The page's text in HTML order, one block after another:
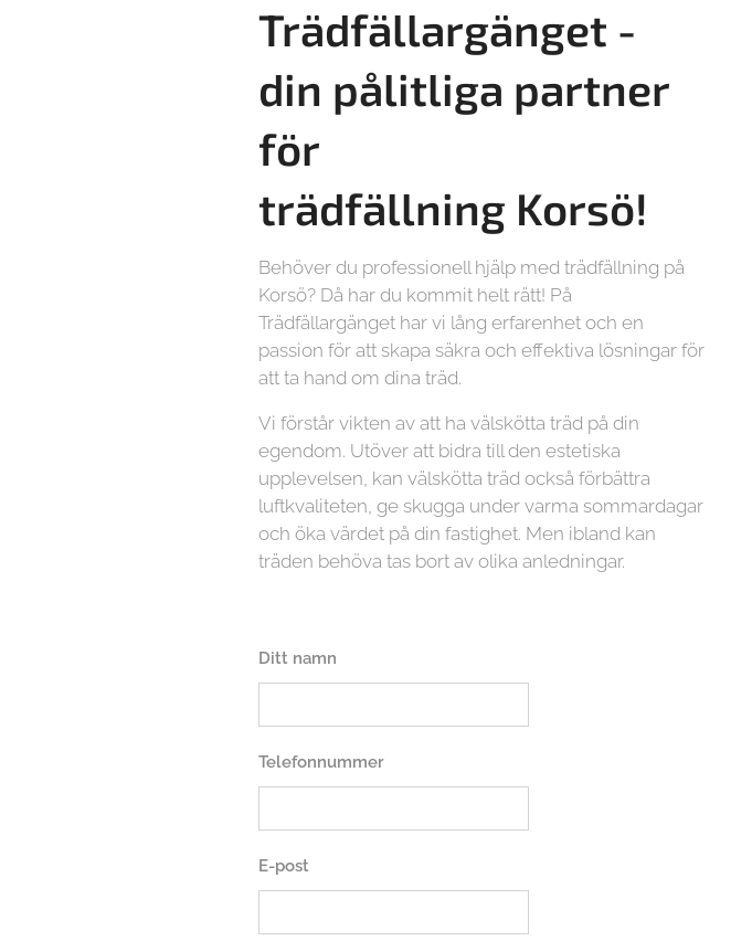
Trädfällargänget -
din pålitliga partner
för
trädfällning Korsö!
Behöver du professionell hjälp med trädfällning på
Korsö? Då har du kommit helt rätt! På
Trädfällargänget har vi lång erfarenhet och en
passion för att skapa säkra och effektiva lösningar för
att ta hand om dina träd.
Vi förstår vikten av att ha välskötta träd på din
egendom. Utöver att bidra till den estetiska
upplevelsen, kan välskötta träd också förbättra
luftkvaliteten, ge skugga under varma sommardagar
och öka värdet på din fastighet. Men ibland kan
träden behöva tas bort av olika anledningar.
Ditt namn
Telefonnummer
E-post